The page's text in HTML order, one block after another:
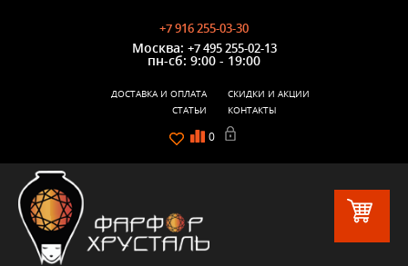
+7 916 255-03-30
Москва: +7 495 255-02-13
пн-сб: 9:00 - 19:00
0
ДОСТАВКА И ОПЛАТА
СКИДКИ И АКЦИИ
СТАТЬИ
КОНТАКТЫ